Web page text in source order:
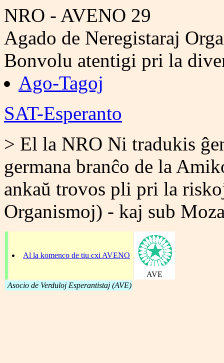
NRO - AVENO 29
Agado de Neregistaraj
Bonvolu atentigi pri la
Ago-Tagoj
SAT-Esperanto
> El la NRO Ni tradukis
germana branĉo de la
ankaŭ trovos pli pri la
Organismoj) - kaj sub
Al la komenco de tiu cxi AVENO
AVE
Asocio de Verduloj Esperantistaj (AVE)